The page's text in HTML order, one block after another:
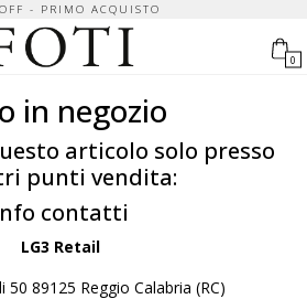
OFF - PRIMO ACQUISTO
0
in negozio
articolo solo presso
punti vendita:
contatti
LG3 Retail
50 89125 Reggio Calabria (RC)